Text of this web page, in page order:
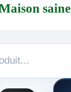
saine